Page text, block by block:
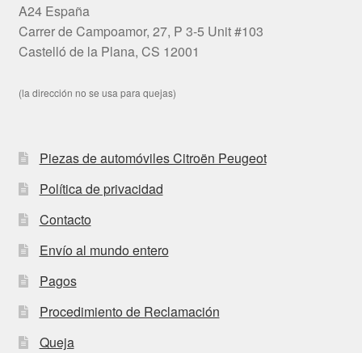
A24 España
Carrer de Campoamor, 27, P 3-5 Unit #103
Castelló de la Plana, CS 12001
(la dirección no se usa para quejas)
Piezas de automóviles Citroën Peugeot
Política de privacidad
Contacto
Envío al mundo entero
Pagos
Procedimiento de Reclamación
Queja